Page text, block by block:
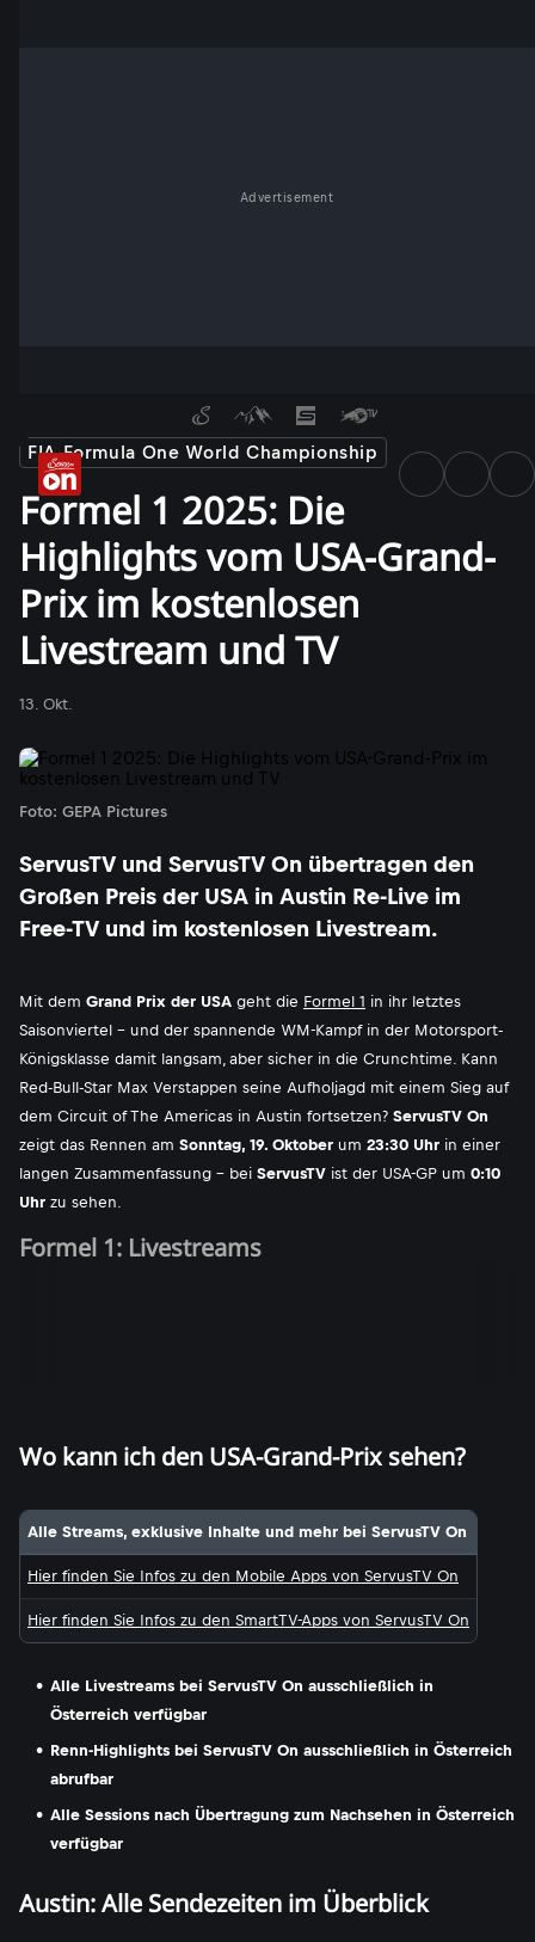
Advertisement
FIA Formula One World Championship
Formel 1 2025: Die
Highlights vom USA-Grand-
Prix im kostenlosen
Livestream und TV
13. Okt.
Foto: GEPA Pictures
ServusTV und ServusTV On übertragen den
Großen Preis der USA in Austin Re-Live im
Free-TV und im kostenlosen Livestream.
Mit dem Grand Prix der USA geht die Formel 1 in ihr letztes
Saisonviertel - und der spannende WM-Kampf in der Motorsport-
Königsklasse damit langsam, aber sicher in die Crunchtime. Kann
Red-Bull-Star Max Verstappen seine Aufholjagd mit einem Sieg auf
dem Circuit of The Americas in Austin fortsetzen? ServusTV On
zeigt das Rennen am Sonntag, 19. Oktober um 23:30 Uhr in einer
langen Zusammenfassung - bei ServusTV ist der USA-GP um 0:10
Uhr zu sehen.
Formel 1: Livestreams
Wo kann ich den USA-Grand-Prix sehen?
Alle Streams, exklusive Inhalte und mehr bei ServusTV On
Hier finden Sie Infos zu den Mobile Apps von ServusTV On
Hier finden Sie Infos zu den SmartTV-Apps von ServusTV On
Alle Livestreams bei ServusTV On ausschließlich in
Österreich verfügbar
Renn-Highlights bei ServusTV On ausschließlich in Österreich
abrufbar
Alle Sessions nach Übertragung zum Nachsehen in Österreich
verfügbar
Austin: Alle Sendezeiten im Überblick